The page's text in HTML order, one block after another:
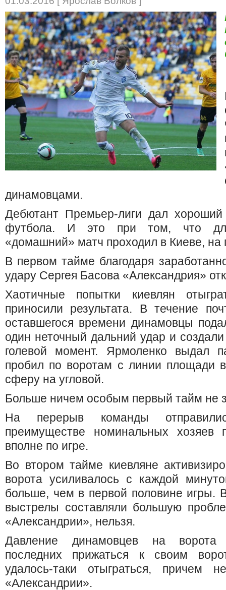
динамовцами.
Дебютант Премьер-лиги дал хороший
футбола. И это при том, что для
«домашний» матч проходил в Киеве, на
В первом тайме благодаря
удару Сергея Басова «Александрия»
Хаотичные попытки киевлян
приносили результата. В течение
оставшегося времени динамовцы
один неточный дальний удар и
голевой момент. Ярмоленко выдал
пробил по воротам с линии площади
сферу на угловой.
Больше ничем особым первый тайм не
На перерыв команды
преимуществе номинальных
вполне по игре.
Во втором тайме киевляне
ворота усиливалось с каждой
больше, чем в первой половине игры.
выстрелы составляли большую
«Александрии», нельзя.
Давление динамовцев на ворота
последних прижаться к своим
удалось-таки отыграться, причем
«Александрии».